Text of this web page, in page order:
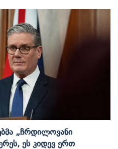
„ჩრდილოვანი
Ეს Კიდევ Ერთ